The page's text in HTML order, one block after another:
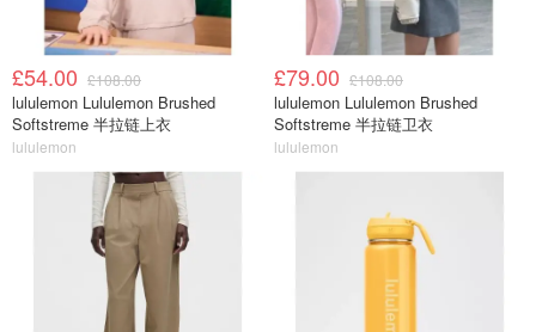
£54.00 £108.00
lululemon Lululemon Brushed
Softstreme 半拉链上衣
lululemon
£79.00 £108.00
lululemon Lululemon Brushed
Softstreme 半拉链卫衣
lululemon